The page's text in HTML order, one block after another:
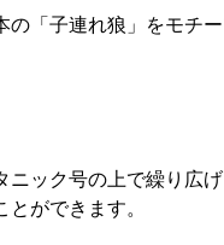
「子連れ狼」をモチ
ック号の上で繰り広
ができます。